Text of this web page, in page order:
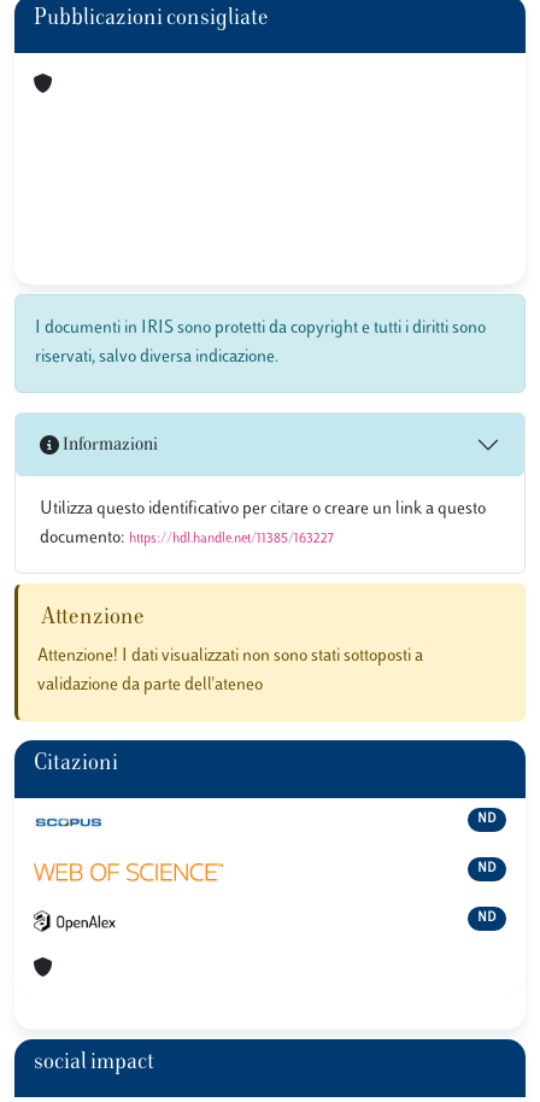
Pubblicazioni consigliate
I documenti in IRIS sono protetti da copyright e tutti i diritti sono
riservati, salvo diversa indicazione.
Informazioni
Utilizza questo identificativo per citare o creare un link a questo
documento: https://hdl.handle.net/11385/163227
Attenzione
Attenzione! I dati visualizzati non sono stati sottoposti a
validazione da parte dell'ateneo
Citazioni
ND
ND
ND
social impact